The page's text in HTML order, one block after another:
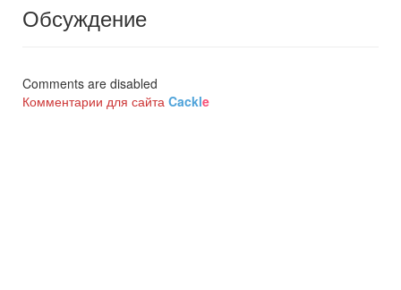
Обсуждение
Comments are disabled
Комментарии для сайта Cackle